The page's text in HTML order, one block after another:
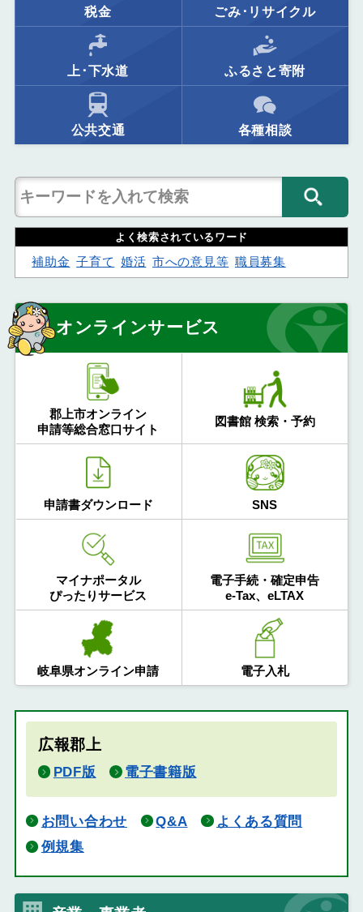
税金 ごみ･リサイクル
上･下水道 ふるさと寄附
公共交通 各種相談
よく検索されているワード
補助金 子育て 婚活 市への意見等 職員募集
オンラインサービス
郡上市オンライン
申請等総合窓口サイト
図書館 検索・予約
申請書ダウンロード SNS
マイナポータル
ぴったりサービス
電子手続・確定申告
e-Tax、eLTAX
岐阜県オンライン申請 電子入札
広報郡上
PDF版 電子書籍版
お問い合わせ Q&A
よくある質問
例規集